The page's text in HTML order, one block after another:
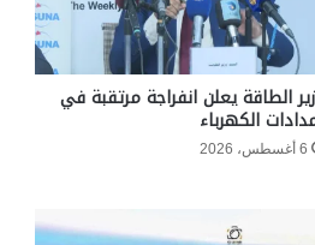
الطاقة يعلن انفراجة مرتقبة في
الكهرباء
6 أغسطس، 2026